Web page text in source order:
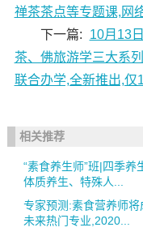
禅茶茶点等专题课,网
下一篇:
10月13
茶、佛旅游学三大系
联合办学,全新推出,仅
相关推荐
“素食养生师”班|四季养
体质养生、特殊人...
专家预测:素食营养师将
未来热门专业,2020...